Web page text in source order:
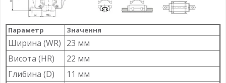
Параметр Значення
Ширина (WR) 23 мм
Висота (HR)
22 мм
Глибина (D)
11 мм